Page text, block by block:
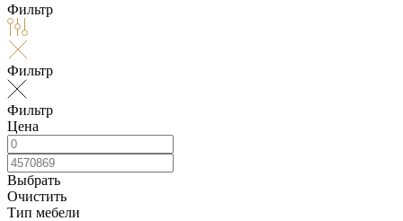
Фильтр
Фильтр
Фильтр
Цена
Выбрать
Очистить
Тип мебели